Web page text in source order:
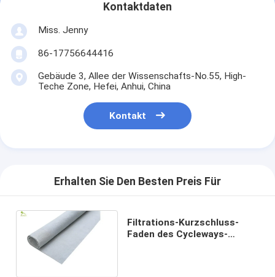
Kontaktdaten
Miss. Jenny
86-17756644416
Gebäude 3, Allee der Wissenschafts-No.55, High-
Teche Zone, Hefei, Anhui, China
Kontakt
Erhalten Sie Den Besten Preis Für
Filtrations-Kurzschluss-
Faden des Cycleways-